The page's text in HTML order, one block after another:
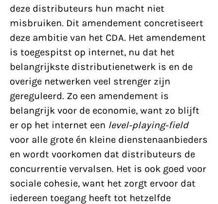
deze distributeurs hun macht niet
misbruiken. Dit amendement concretiseert
deze ambitie van het CDA. Het amendement
is toegespitst op internet, nu dat het
belangrijkste distributienetwerk is en de
overige netwerken veel strenger zijn
gereguleerd. Zo een amendement is
belangrijk voor de economie, want zo blijft
er op het internet een level-playing-field
voor alle grote én kleine dienstenaanbieders
en wordt voorkomen dat distributeurs de
concurrentie vervalsen. Het is ook goed voor
sociale cohesie, want het zorgt ervoor dat
iedereen toegang heeft tot hetzelfde